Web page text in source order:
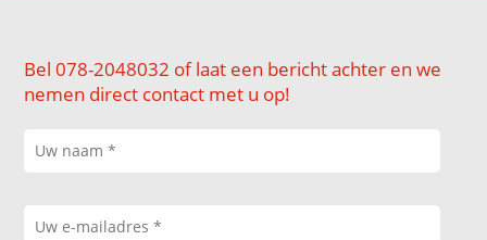
Bel 078-2048032 of laat een bericht achter en we
nemen direct contact met u op!